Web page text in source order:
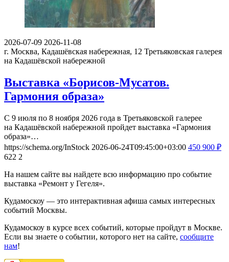
2026-07-09 2026-11-08
г. Москва, Кадашёвская набережная, 12 Третьяковская галерея
на Кадашёвской набережной
Выставка «Борисов-Мусатов.
Гармония образа»
С 9 июля по 8 ноября 2026 года в Третьяковской галерее
на Кадашёвской набережной пройдет выставка «Гармония
образа»…
https://schema.org/InStock 2026-06-24T09:45:00+03:00 450 900 ₽
622 2
На нашем сайте вы найдете всю информацию про событие
выставка «Ремонт у Гегеля».
Кудамоскоу — это интерактивная афиша самых интересных
событий Москвы.
Кудамоскоу в курсе всех событий, которые пройдут в Москве.
Если вы знаете о событии, которого нет на сайте, сообщите
нам!